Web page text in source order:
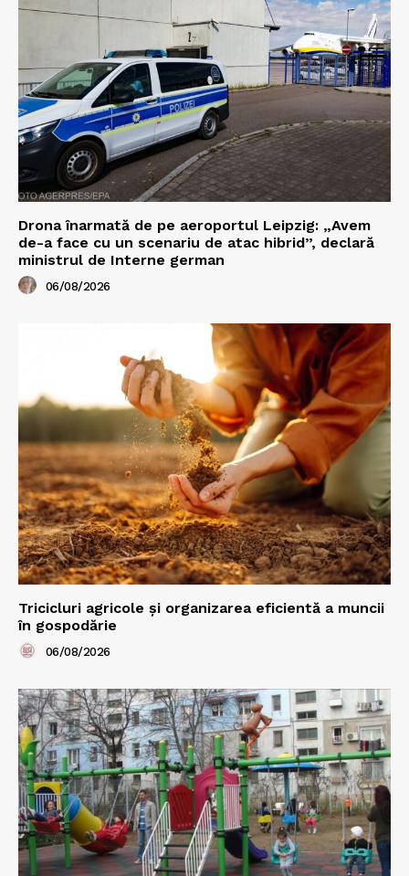
Drona înarmată de pe aeroportul Leipzig: „Avem
de-a face cu un scenariu de atac hibrid”, declară
ministrul de Interne german
06/08/2026
Tricicluri agricole și organizarea eficientă a muncii
în gospodărie
06/08/2026